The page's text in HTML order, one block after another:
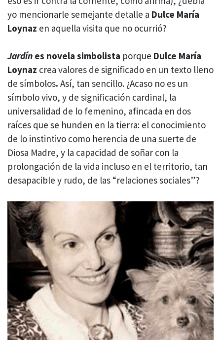
yo mencionarle semejante detalle a Dulce María
Loynaz en aquella visita que no ocurrió?
Jardín es novela simbolista porque Dulce María
Loynaz crea valores de significado en un texto lleno
de símbolos. Así, tan sencillo. ¿Acaso no es un
símbolo vivo, y de significación cardinal, la
universalidad de lo femenino, afincada en dos
raíces que se hunden en la tierra: el conocimiento
de lo instintivo como herencia de una suerte de
Diosa Madre, y la capacidad de soñar con la
prolongación de la vida incluso en el territorio, tan
desapacible y rudo, de las “relaciones sociales”?